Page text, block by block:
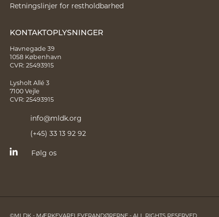
Retningslinjer for restholdbarhed
KONTAKTOPLYSNINGER
Havnegade 39
1058 København
CVR: 25493915
Lysholt Allé 3
7100 Vejle
CVR: 25493915
info@mldk.org
(+45) 33 13 92 92
Følg os
©MLDK - MÆRKEVARELEVERANDØRERNE - ALL RIGHTS RESERVED